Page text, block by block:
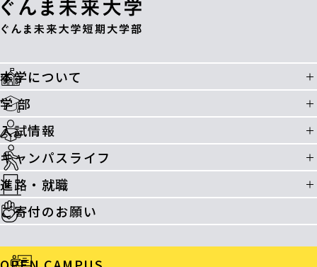
本学について
学 部
入試情報
キャンパスライフ
進路・就職
ご寄付のお願い